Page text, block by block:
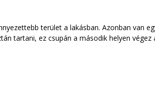
terület a lakásban. Azonban van
tartani, ez csupán a második helyen végez